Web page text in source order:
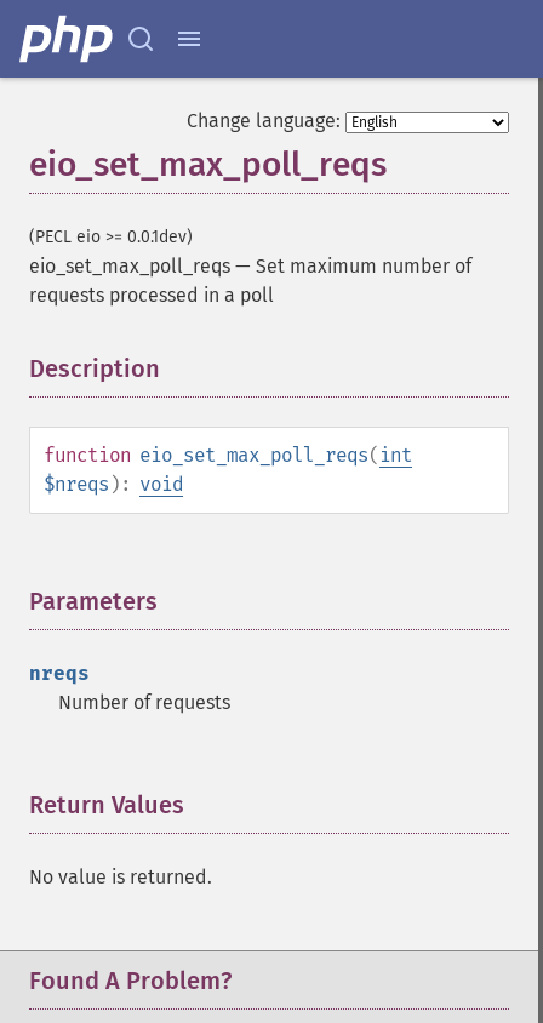
Change language:
eio_set_max_poll_reqs
(PECL eio >= 0.0.1dev)
eio_set_max_poll_reqs — Set maximum number of
requests processed in a poll
Description
function eio_set_max_poll_reqs( int
$nreqs ): void
Parameters
nreqs
Number of requests
Return Values
No value is returned.
Found A Problem?